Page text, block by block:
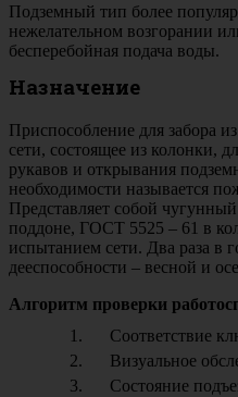
Подземный тип более
нежелательном возгорании
бесперебойная подача воды.
Назначение
Приспособление для забора
сети, состоящее из колонки,
рукавов и открывания
необходимости называется
Представляет собой
поддоне, ГОСТ 5525 – 61 в
испытанием сети. Два раза в
дееспособности – весной и
Алгоритм проверки
Соответствие
Визуальное
Состояние